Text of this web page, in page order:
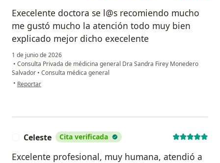
Execelente doctora se l@s recomiendo mucho
me gustó mucho la atención todo muy bien
explicado mejor dicho execelente
1 de junio de 2026
• Consulta Privada de médicina general Dra Sandra Firey Monedero
Salvador • Consulta médica general
• en opinión del usuario Yonier Melchor
Reportar
Celeste Cita verificada
Excelente profesional, muy humana, atendió a